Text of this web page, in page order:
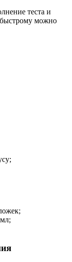
теста и
быстрому можно